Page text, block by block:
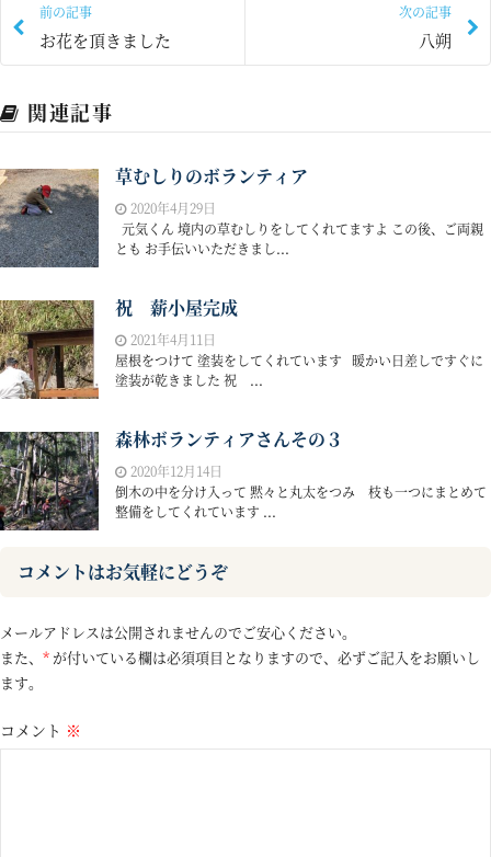
前の記事
お花を頂きました
次の記事
八朔
関連記事
草むしりのボランティア
2020年4月29日
元気くん 境内の草むしりをしてくれてますよ この後、ご両親
とも お手伝いいただきまし...
祝 薪小屋完成
2021年4月11日
屋根をつけて 塗装をしてくれています 暖かい日差しですぐに
塗装が乾きました 祝 ...
森林ボランティアさんその３
2020年12月14日
倒木の中を分け入って 黙々と丸太をつみ 枝も一つにまとめて
整備をしてくれています ...
コメントはお気軽にどうぞ
メールアドレスは公開されませんのでご安心ください。
また、 * が付いている欄は必須項目となりますので、必ずご記入をお願いし
ます。
コメント ※